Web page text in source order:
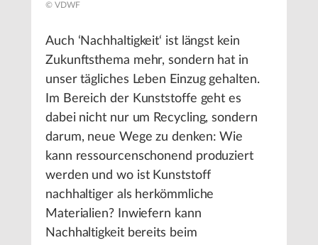
© VDWF
Auch ‘Nachhaltigkeit‘ ist längst kein
Zukunftsthema mehr, sondern hat in
unser tägliches Leben Einzug gehalten.
Im Bereich der Kunststoffe geht es
dabei nicht nur um Recycling, sondern
darum, neue Wege zu denken: Wie
kann ressourcenschonend produziert
werden und wo ist Kunststoff
nachhaltiger als herkömmliche
Materialien? Inwiefern kann
Nachhaltigkeit bereits beim